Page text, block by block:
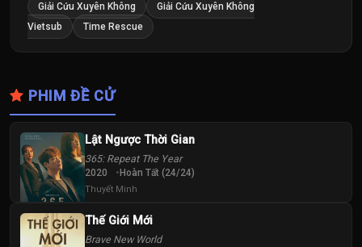
Giải Cứu Xuyên Không
Giải Cứu Xuyên Không
Vietsub
Time Rescue
PHIM ĐỀ CỬ
Lật Ngược Thời Gian
365: Repeat The Year
2020 Hoàn Tất (24/24)
Thuyết Minh
Thế Giới Mới
Brave New World